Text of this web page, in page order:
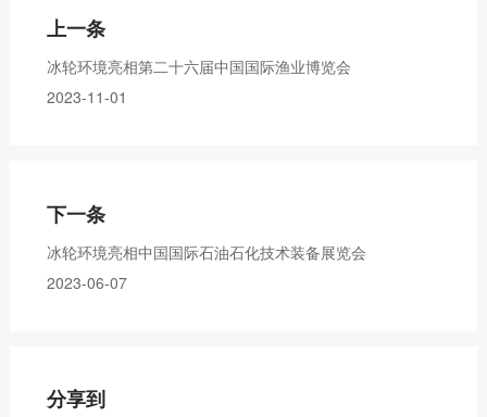
上一条
冰轮环境亮相第二十六届中国国际渔业博览会
2023-11-01
下一条
冰轮环境亮相中国国际石油石化技术装备展览会
2023-06-07
分享到